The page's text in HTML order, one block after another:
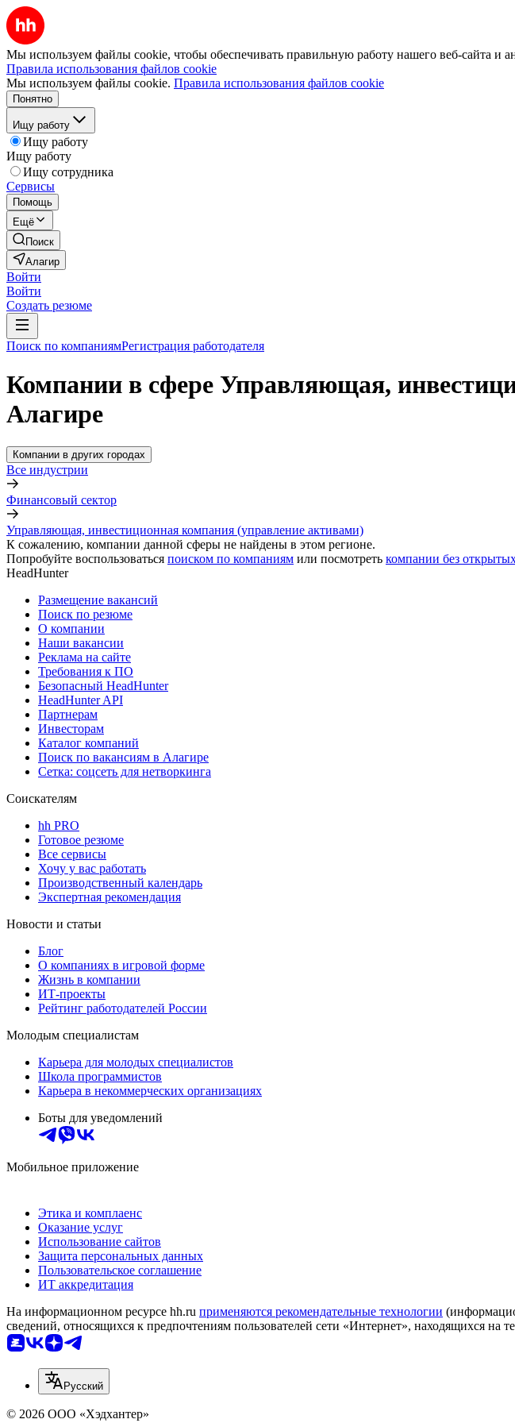
Мы используем файлы cookie, чтобы обеспечивать правильную работу нашего веб-сайта и
Правила использования файлов cookie
Мы используем файлы cookie. Правила использования файлов cookie
Понятно
Ищу работу
Ищу работу
Ищу работу
Ищу сотрудника
Сервисы
Помощь
Ещё
Поиск
Алагир
Войти
Войти
Создать резюме
Поиск по компаниямРегистрация работодателя
Компании в сфере Управляющая,
Алагире
Компании в других городах
Все индустрии
Финансовый сектор
Управляющая, инвестиционная компания (управление активами)
К сожалению, компании данной сферы не найдены в этом регионе.
Попробуйте воспользоваться поиском по компаниям или посмотреть компании без
HeadHunter
Размещение вакансий
Поиск по резюме
О компании
Наши вакансии
Реклама на сайте
Требования к ПО
Безопасный HeadHunter
HeadHunter API
Партнерам
Инвесторам
Каталог компаний
Поиск по вакансиям в Алагире
Сетка: соцсеть для нетворкинга
Соискателям
hh PRO
Готовое резюме
Все сервисы
Хочу у вас работать
Производственный календарь
Экспертная рекомендация
Новости и статьи
Блог
О компаниях в игровой форме
Жизнь в компании
ИТ-проекты
Рейтинг работодателей России
Молодым специалистам
Карьера для молодых специалистов
Школа программистов
Карьера в некоммерческих организациях
Боты для уведомлений
Мобильное приложение
Этика и комплаенс
Оказание услуг
Использование сайтов
Защита персональных данных
Пользовательское соглашение
ИТ аккредитация
На информационном ресурсе hh.ru применяются рекомендательные технологии
сведений, относящихся к предпочтениям пользователей сети «Интернет», находящихся на
Русский
© 2026 ООО «Хэдхантер»